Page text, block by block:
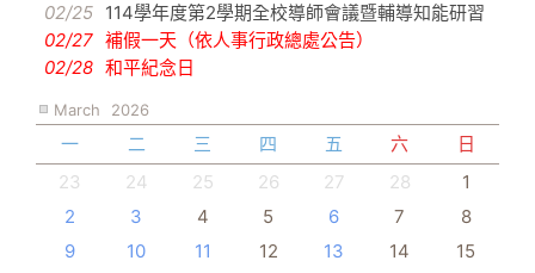
02/25 114學年度第2學期全校導師會議暨輔導知能研習
02/27 補假一天（依人事行政總處公告）
02/28 和平紀念日
March 2026
一 二 三 四 五 六
日
23
24 25 26 27 28
1
2
3 4 5 6 7
8
9
10 11 12 13 14
15